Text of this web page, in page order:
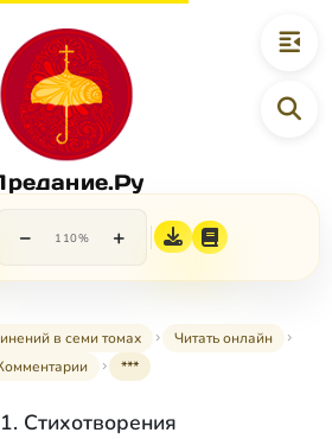
− 110% +
в семи томах
Читать онлайн
***
Стихотворения